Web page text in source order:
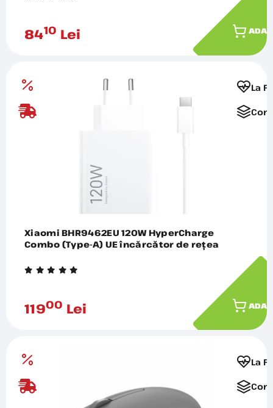
8410 Lei
La
Xiaomi BHR9462EU 120W HyperCharge
Combo (Type-A) UE încărcător de rețea
11900 Lei
La